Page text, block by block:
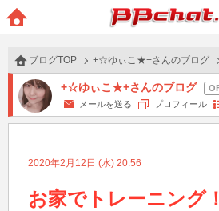
BBchatTV
ブログTOP +☆ゆぃこ★+さんのブログ
+☆ゆぃこ★+さんのブログ
メールを送る プロフィール
2020年2月12日 (水) 20:56
お家でトレーニング！